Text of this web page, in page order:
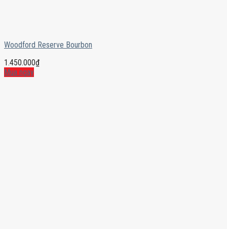
Woodford Reserve Bourbon
1.450.000₫
Mua ngay